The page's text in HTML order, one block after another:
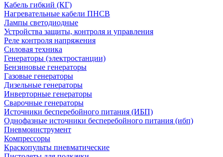
Кабель гибкий (КГ)
Нагревательные кабели ПНСВ
Лампы светодиодные
Устройства защиты, контроля и управления
Реле контроля напряжения
Силовая техника
Генераторы (электростанции)
Бензиновые генераторы
Газовые генераторы
Дизельные генераторы
Инверторные генераторы
Сварочные генераторы
Источники бесперебойного питания (ИБП)
Однофазные источники бесперебойного питания (ибп)
Пневмоинструмент
Компрессоры
Краскопульты пневматические